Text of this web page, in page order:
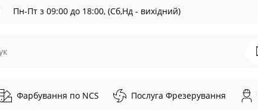
Пн-Пт з 09:00 до 18:00, (Сб,Нд - вихідний)
Фарбування по NCS Послуга Фрезерування